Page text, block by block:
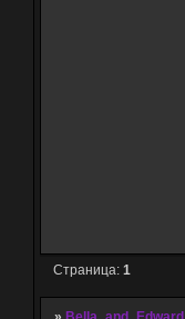
Страница: 1